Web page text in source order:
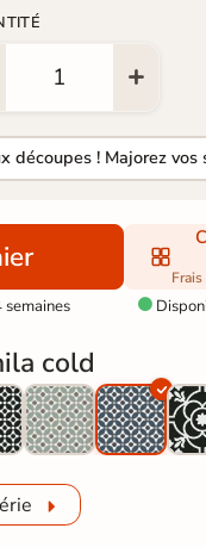
découpes ! Majorez vos

cold